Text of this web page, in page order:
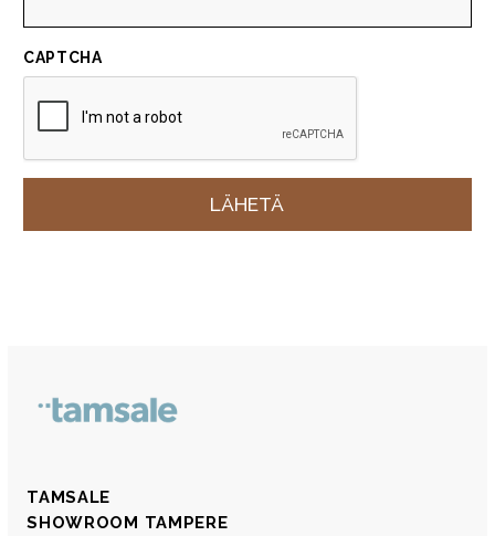
CAPTCHA
TAMSALE
SHOWROOM TAMPERE